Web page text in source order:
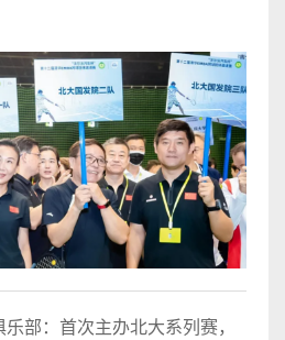
部：首次主办北大系列赛，